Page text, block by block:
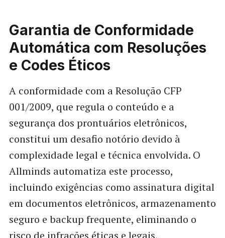
Garantia de Conformidade
Automática com Resoluções
e Codes Éticos
A conformidade com a Resolução CFP
001/2009, que regula o conteúdo e a
segurança dos prontuários eletrônicos,
constitui um desafio notório devido à
complexidade legal e técnica envolvida. O
Allminds automatiza este processo,
incluindo exigências como assinatura digital
em documentos eletrônicos, armazenamento
seguro e backup frequente, eliminando o
risco de infrações éticas e legais,